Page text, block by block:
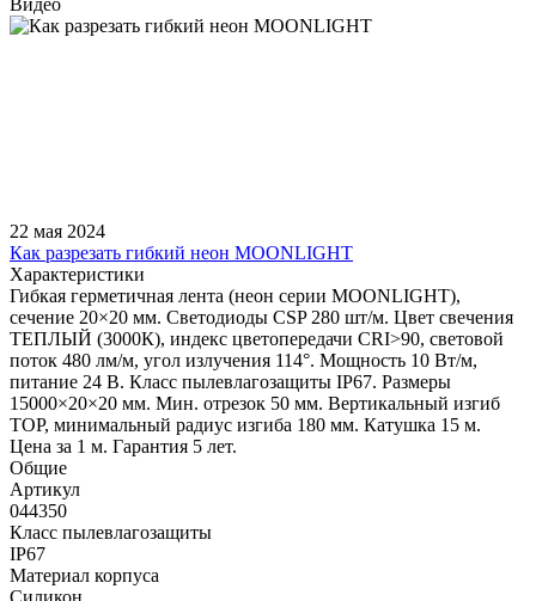
22 мая 2024
Как разрезать гибкий неон MOONLIGHT
Характеристики
Гибкая герметичная лента (неон серии MOONLIGHT),
сечение 20×20 мм. Светодиоды CSP 280 шт/м. Цвет свечения
ТЕПЛЫЙ (3000К), индекс цветопередачи CRI>90, световой
поток 480 лм/м, угол излучения 114°. Мощность 10 Вт/м,
питание 24 В. Класс пылевлагозащиты IP67. Размеры
15000×20×20 мм. Мин. отрезок 50 мм. Вертикальный изгиб
TOP, минимальный радиус изгиба 180 мм. Катушка 15 м.
Цена за 1 м. Гарантия 5 лет.
Общие
Артикул
044350
Класс пылевлагозащиты
IP67
Материал корпуса
Силикон